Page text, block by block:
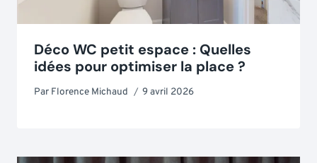
Déco WC petit espace : Quelles
idées pour optimiser la place ?
Par Florence Michaud 9 avril 2026